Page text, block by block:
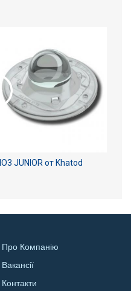
JUNIOR от Khatod
Про Компанію
Вакансії
Контакти